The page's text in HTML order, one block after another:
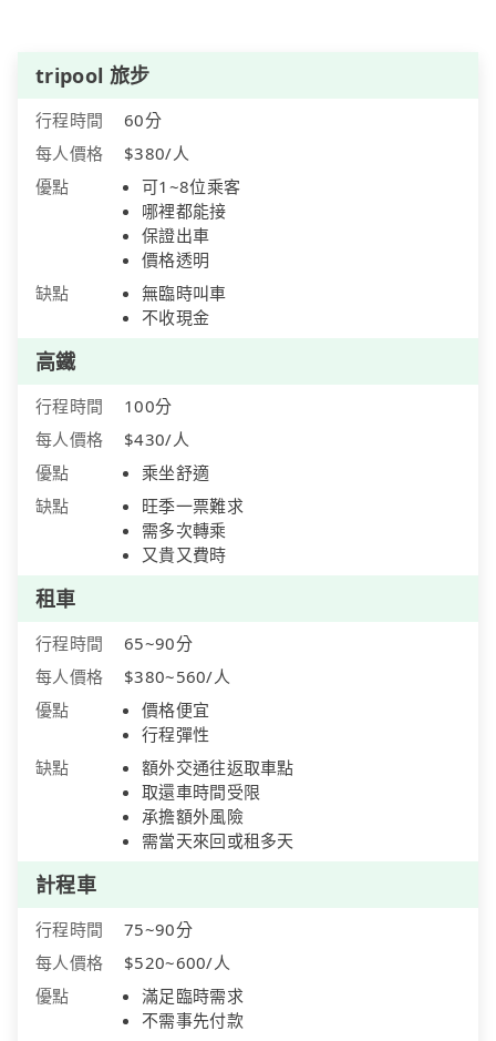
tripool 旅步
行程時間
60分
每人價格
$380/人
優點
可1~8位乘客
哪裡都能接
保證出車
價格透明
缺點
無臨時叫車
不收現金
高鐵
行程時間
100分
每人價格
$430/人
優點
乘坐舒適
缺點
旺季一票難求
需多次轉乘
又貴又費時
租車
行程時間
65~90分
每人價格
$380~560/人
優點
價格便宜
行程彈性
缺點
額外交通往返取車點
取還車時間受限
承擔額外風險
需當天來回或租多天
計程車
行程時間
75~90分
每人價格
$520~600/人
優點
滿足臨時需求
不需事先付款